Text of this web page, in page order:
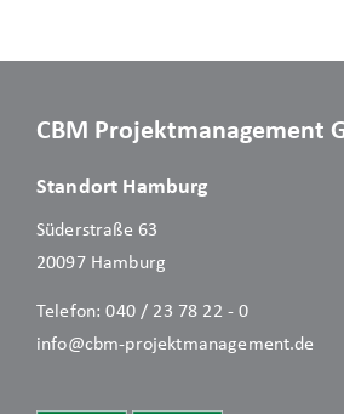
CBM Projektmanagement
Standort Hamburg
Süderstraße 63
20097 Hamburg
Telefon:040 / 23 78 22 - 0
info@cbm-projektmanagement.de